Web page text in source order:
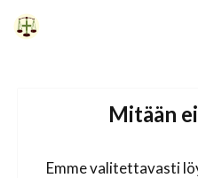
Siirry
sisältöön
Mitään
Emme valitettavasti